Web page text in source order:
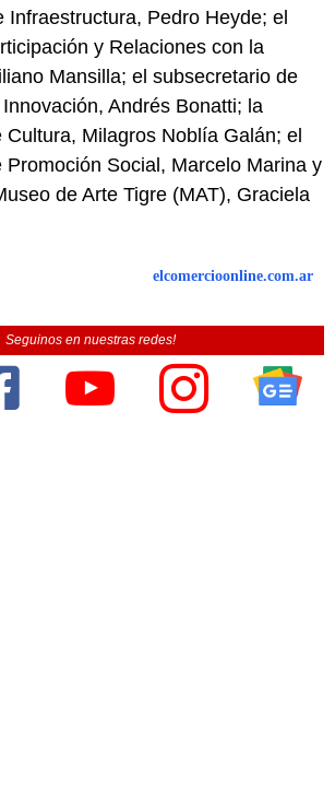
Infraestructura, Pedro Heyde; el
y Relaciones con la
Mansilla; el subsecretario de
Andrés Bonatti; la
Cultura, Milagros Noblía Galán; el
Promoción Social, Marcelo Marina y
de Arte Tigre (MAT), Graciela
elcomercioonline.com.ar
Seguinos en nuestras redes!